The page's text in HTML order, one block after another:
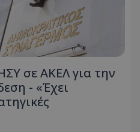
σε ΑΚΕΛ για την
- «Έχει